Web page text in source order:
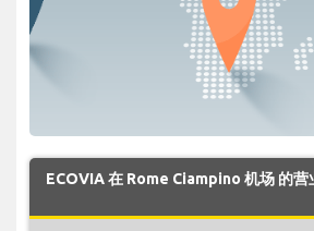
ECOVIA 在 Rome Ciampino 机场 的营